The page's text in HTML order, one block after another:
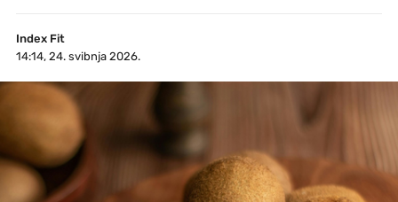
Index Fit
14:14, 24. svibnja 2026.